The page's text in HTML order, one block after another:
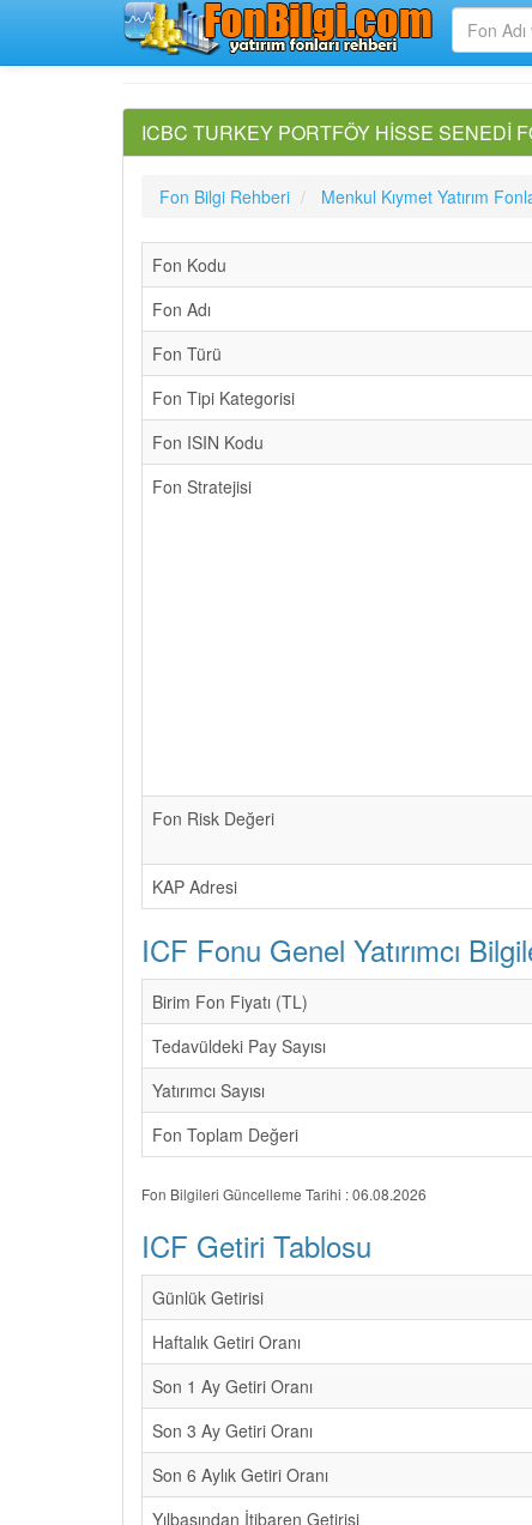
ICBC TURKEY PORTFÖY HİSSE SENEDİ
Fon Bilgi Rehberi Menkul Kıymet Yatırım
Fon Kodu
Fon Adı
Fon Türü
Fon Tipi Kategorisi
Fon ISIN Kodu
Fon Stratejisi
Fon Risk Değeri
KAP Adresi
ICF Fonu Genel Yatırımcı
Birim Fon Fiyatı (TL)
Tedavüldeki Pay Sayısı
Yatırımcı Sayısı
Fon Toplam Değeri
Fon Bilgileri Güncelleme Tarihi : 06.08.2026
ICF Getiri Tablosu
Günlük Getirisi
Haftalık Getiri Oranı
Son 1 Ay Getiri Oranı
Son 3 Ay Getiri Oranı
Son 6 Aylık Getiri Oranı
Yılbaşından İtibaren Getirisi